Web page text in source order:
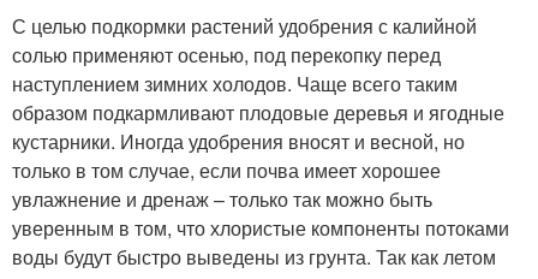
С целью подкормки растений удобрения с калийной
солью применяют осенью, под перекопку перед
наступлением зимних холодов. Чаще всего таким
образом подкармливают плодовые деревья и ягодные
кустарники. Иногда удобрения вносят и весной, но
только в том случае, если почва имеет хорошее
увлажнение и дренаж – только так можно быть
уверенным в том, что хлористые компоненты потоками
воды будут быстро выведены из грунта. Так как летом